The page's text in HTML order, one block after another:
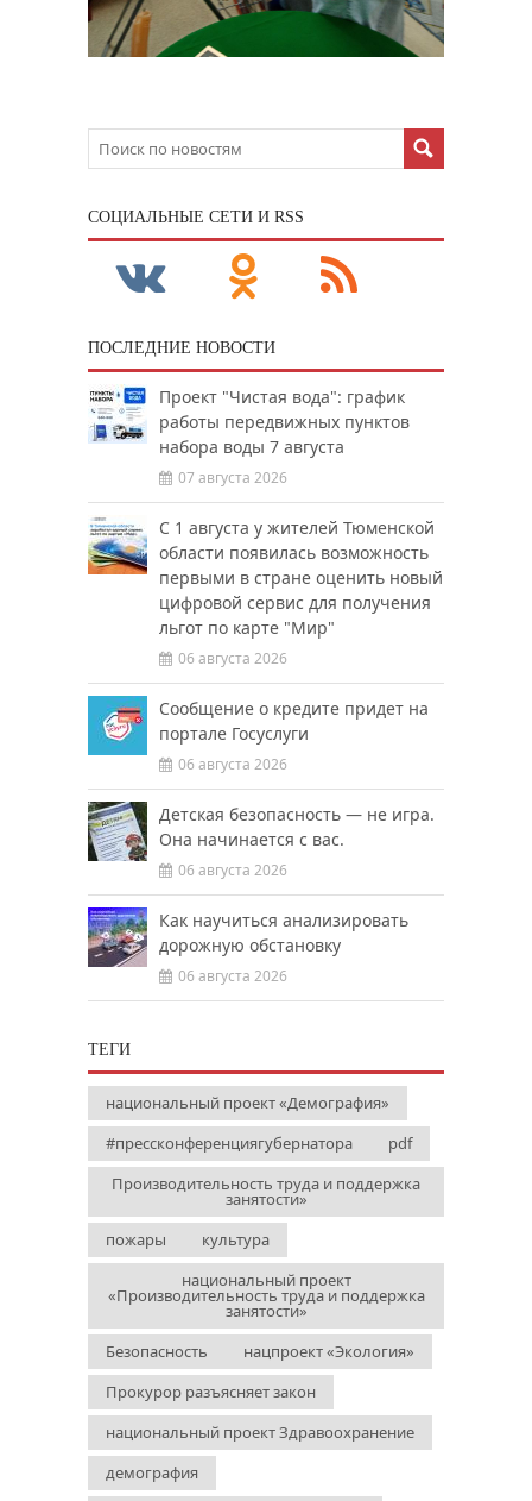
CОЦИАЛЬНЫЕ СЕТИ И RSS
ПОСЛЕДНИЕ НОВОСТИ
Проект "Чистая вода": график
работы передвижных пунктов
набора воды 7 августа
07 августа 2026
С 1 августа у жителей Тюменской
области появилась возможность
первыми в стране оценить новый
цифровой сервис для получения
льгот по карте "Мир"
06 августа 2026
Сообщение о кредите придет на
портале Госуслуги
06 августа 2026
Детская безопасность — не игра.
Она начинается с вас.
06 августа 2026
Как научиться анализировать
дорожную обстановку
06 августа 2026
ТЕГИ
национальный проект «Демография»
#прессконференциягубернатора
pdf
Производительность труда и поддержка
занятости»
пожары
культура
национальный проект
«Производительность труда и поддержка
занятости»
Безопасность
нацпроект «Экология»
Прокурор разъясняет закон
национальный проект Здравоохранение
демография